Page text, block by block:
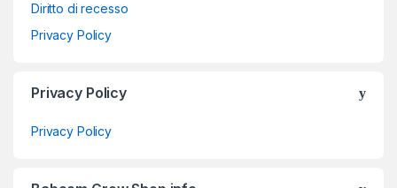
Diritto di recesso
Privacy Policy
Privacy Policy
Privacy Policy